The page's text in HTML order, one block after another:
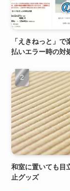
「えきねっと」
払いエラー時の対
和室に置いても目
止グッズ